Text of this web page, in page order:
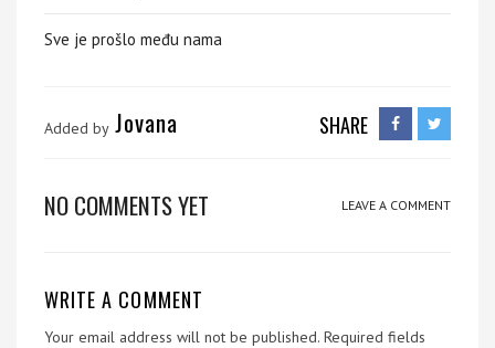
Sve je prošlo među nama
Added by Jovana SHARE
NO COMMENTS YET LEAVE A COMMENT
WRITE A COMMENT
Your email address will not be published. Required fields